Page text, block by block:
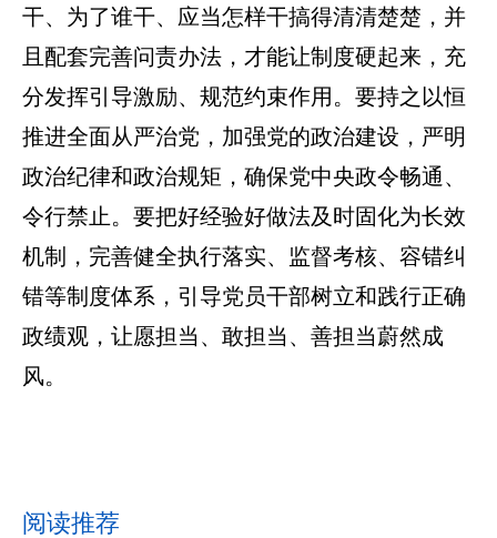
干、为了谁干、应当怎样干搞得清清楚楚，并
且配套完善问责办法，才能让制度硬起来，充
分发挥引导激励、规范约束作用。要持之以恒
推进全面从严治党，加强党的政治建设，严明
政治纪律和政治规矩，确保党中央政令畅通、
令行禁止。要把好经验好做法及时固化为长效
机制，完善健全执行落实、监督考核、容错纠
错等制度体系，引导党员干部树立和践行正确
政绩观，让愿担当、敢担当、善担当蔚然成
风。
阅读推荐